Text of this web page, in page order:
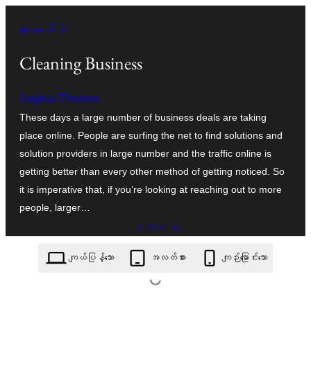
ကျော်သွား
← နောက်သို့
Cleaning Business
Logical Themes
These days a large number of business deals are taking
place online. People are surfing the net to find solutions and
solution providers in large number and the traffic online is
getting better than every other method of getting noticed. So
it is imperative that, if you’re looking at reaching out to more
people, larger…
ရယူရန်
cleaning-business.0.4.6.zip
ကျယ်ပြန့်သော အလတ်စား ကျဉ်းမြောင်းသော